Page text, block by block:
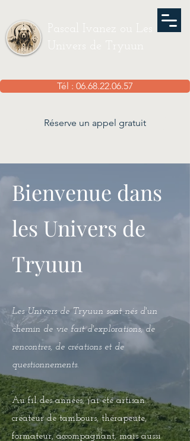
Pascal Ivanez ou Les
Univers de Tryuun
Tél : 06.68.22.06.57
Réserve un appel gratuit
Bienvenue dans
les Univers de
Tryuun
Les Univers de Tryuun sont nés d'un
chemin de vie fait d'explorations, de
rencontres, de créations et de
questionnements.
Au fil des années, j'ai été artisan
créateur de tambours, thérapeute,
formateur, accompagnant, mais aussi